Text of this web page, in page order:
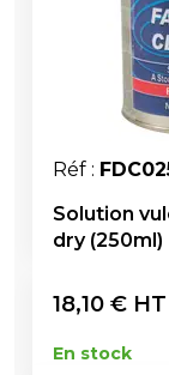
Réf :
Solution
dry (250ml)
18,10 € HT
En stock